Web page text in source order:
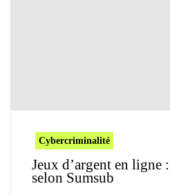
Cybercriminalité
Jeux d’argent en ligne
selon Sumsub